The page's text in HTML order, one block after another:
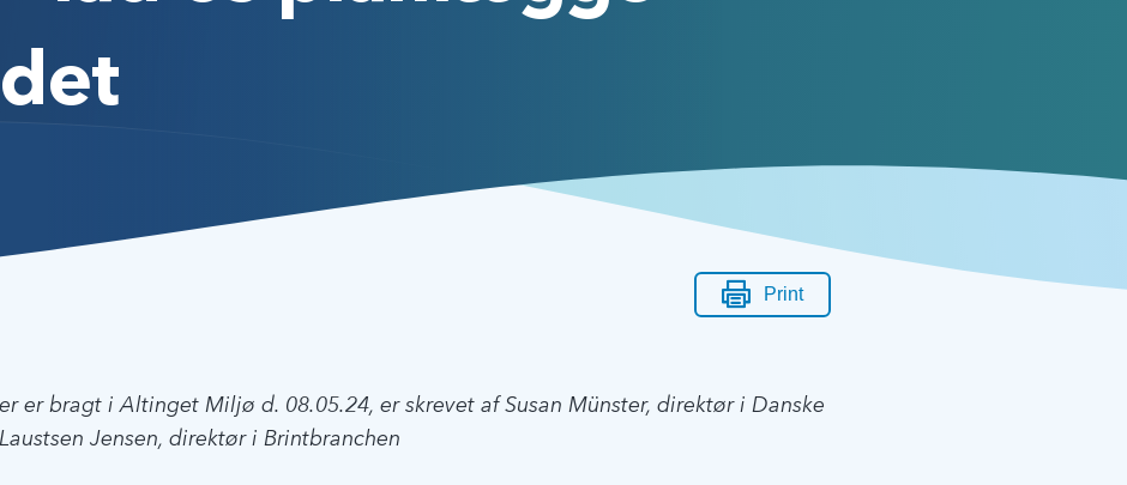
Print
er bragt i Altinget Miljø d. 08.05.24, er skrevet af Susan Münster, direktør i Danske
Jensen, direktør i Brintbranchen